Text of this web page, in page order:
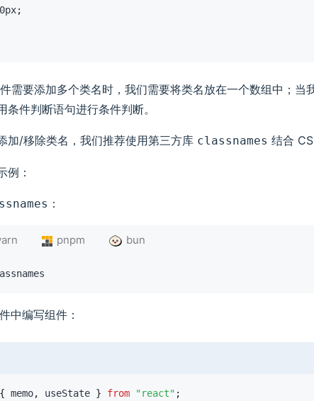
;
需要添加多个类名时，我们需要将类名放在一个数组中；当
条件判断语句进行条件判断。
加/移除类名，我们推荐使用第三方库 classnames 结合
例：
：
pnpm bun
中编写组件：
{ memo, useState } from "react" ;